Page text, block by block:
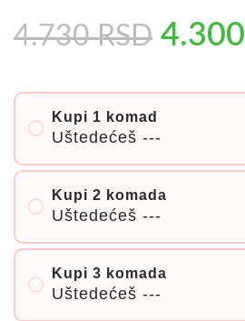
4.730RSD 4.300
Kupi 1 komad
Uštedećeš ---
Kupi 2 komada
Uštedećeš ---
Kupi 3 komada
Uštedećeš ---